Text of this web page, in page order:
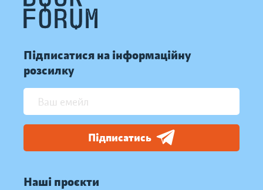
Підписатися на інформаційну
розсилку
Підписатись
Наші проєкти